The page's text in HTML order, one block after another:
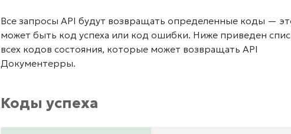
Все запросы API будут возвращать определенные коды —
может быть код успеха или код ошибки. Ниже приведен
всех кодов состояния, которые может возвращать API
Документерры.
Коды успеха